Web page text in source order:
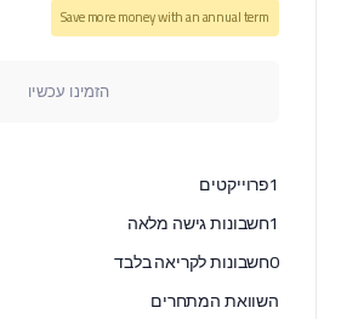
Save more money with an annual term
הזמינו עכשיו
1פרוייקטים
1חשבונות גישה מלאה
0חשבונות לקריאה בלבד
השוואת המתחרים